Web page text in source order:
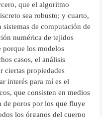
que el algoritmo
sea robusto; y cuarto,
de computación de
numérica de tejidos
porque los modelos
casos, el análisis
ciertas propiedades
interés para mí es el
que consisten en medios
de poros por los que fluye
los órganos del cuerpo